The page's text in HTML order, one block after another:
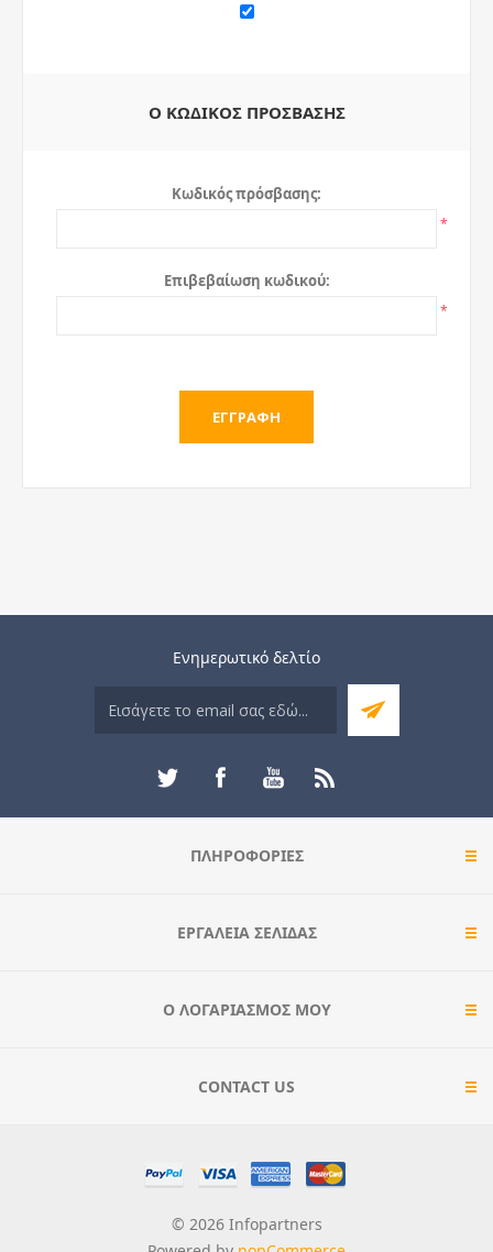
Ο ΚΩΔΙΚΌΣ ΠΡΌΣΒΑΣΗΣ
Κωδικός πρόσβασης:
*
Επιβεβαίωση κωδικού:
*
Ενημερωτικό δελτίο
ΠΛΗΡΟΦΟΡΊΕΣ
ΕΡΓΑΛΕΊΑ ΣΕΛΊΔΑΣ
Ο ΛΟΓΑΡΙΑΣΜΌΣ ΜΟΥ
CONTACT US
© 2026 Infopartners